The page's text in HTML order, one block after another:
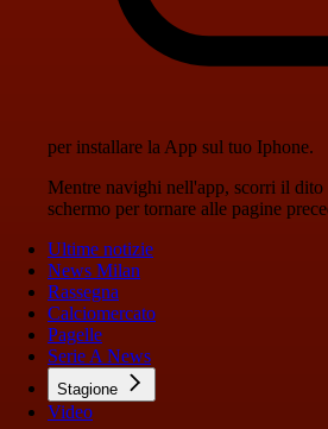
per installare la App sul tuo Iphone.
Mentre navighi nell'app, scorri il dito
schermo per tornare alle pagine
Ultime notizie
News Milan
Rassegna
Calciomercato
Pagelle
Serie A News
Stagione
Video